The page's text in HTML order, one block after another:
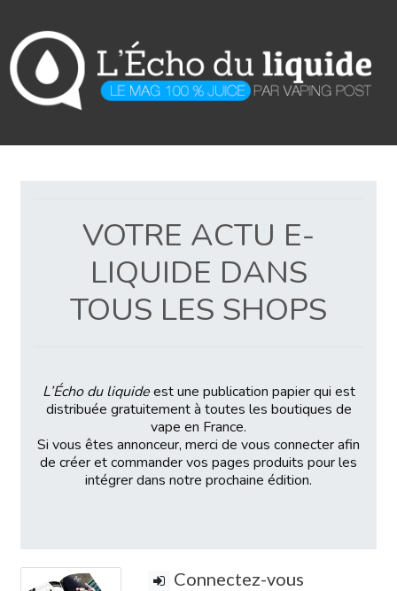
content
VOTRE ACTU E-
LIQUIDE DANS
TOUS LES SHOPS
L’Écho du liquideest une publication papier qui est
distribuée gratuitement à toutes les boutiques de
vape en France.
Si vous êtes annonceur, merci de vous connecter afin
de créer et commander vos pages produits pour les
intégrer dans notre prochaine édition.
Connectez-vous